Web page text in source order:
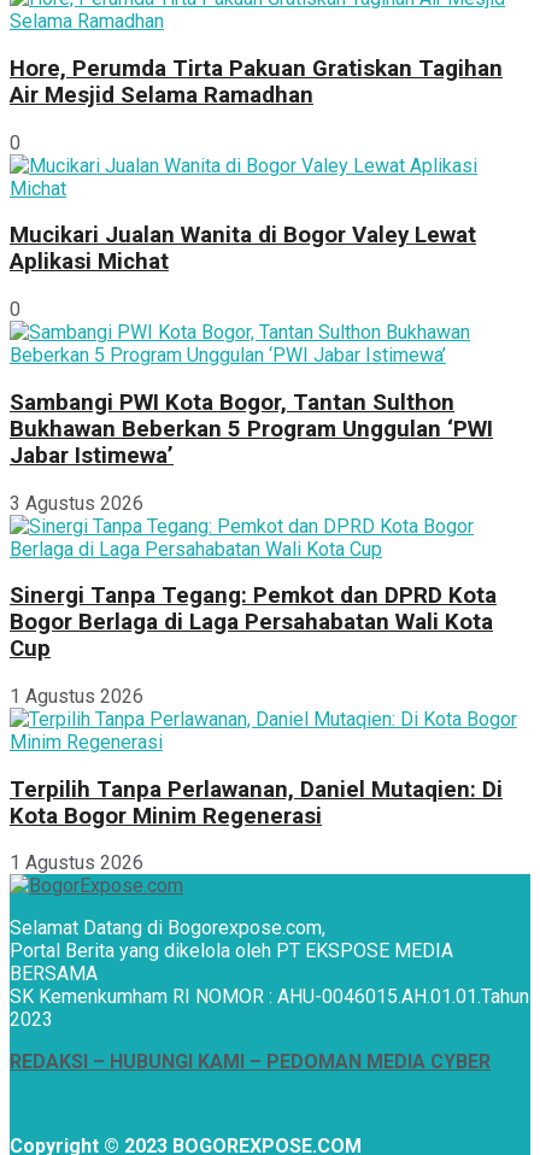
Hore, Perumda Tirta Pakuan Gratiskan Tagihan
Air Mesjid Selama Ramadhan
0
Mucikari Jualan Wanita di Bogor Valey Lewat
Aplikasi Michat
0
Sambangi PWI Kota Bogor, Tantan Sulthon
Bukhawan Beberkan 5 Program Unggulan ‘PWI
Jabar Istimewa’
3 Agustus 2026
Sinergi Tanpa Tegang: Pemkot dan DPRD Kota
Bogor Berlaga di Laga Persahabatan Wali Kota
Cup
1 Agustus 2026
Terpilih Tanpa Perlawanan, Daniel Mutaqien: Di
Kota Bogor Minim Regenerasi
1 Agustus 2026
Selamat Datang di Bogorexpose.com,
Portal Berita yang dikelola oleh PT EKSPOSE MEDIA
BERSAMA
SK Kemenkumham RI NOMOR : AHU-0046015.AH.01.01.Tahun
2023
REDAKSI – HUBUNGI KAMI – PEDOMAN MEDIA CYBER
Copyright © 2023 BOGOREXPOSE.COM